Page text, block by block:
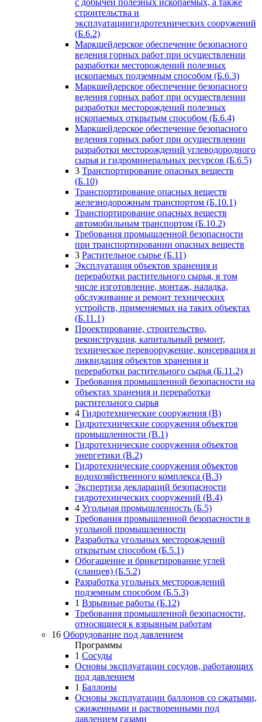
с добычей полезных ископаемых, а также
строительства и
эксплуатациигидротехнических сооружений
(Б.6.2)
Маркшейдерское обеспечение безопасного
ведения горных работ при осуществлении
разработки месторождений полезных
ископаемых подземным способом (Б.6.3)
Маркшейдерское обеспечение безопасного
ведения горных работ при осуществлении
разработки месторождений полезных
ископаемых открытым способом (Б.6.4)
Маркшейдерское обеспечение безопасного
ведения горных работ при осуществлении
разработки месторождений углеводородного
сырья и гидроминеральных ресурсов (Б.6.5)
3 Транспортирование опасных веществ
(Б.10)
Транспортирование опасных веществ
железнодорожным транспортом (Б.10.1)
Транспортирование опасных веществ
автомобильным транспортом (Б.10.2)
Требования промышленной безопасности
при транспортировании опасных веществ
3 Растительное сырье (Б.11)
Эксплуатация объектов хранения и
переработки растительного сырья, в том
числе изготовление, монтаж, наладка,
обслуживание и ремонт технических
устройств, применяемых на таких объектах
(Б.11.1)
Проектирование, строительство,
реконструкция, капитальный ремонт,
техническое перевооружение, консервация и
ликвидация объектов хранения и
переработки растительного сырья (Б.11.2)
Требования промышленной безопасности на
объектах хранения и переработки
растительного сырья
4 Гидротехнические сооружения (В)
Гидротехнические сооружения объектов
промышленности (В.1)
Гидротехнические сооружения объектов
энергетики (В.2)
Гидротехнические сооружения объектов
водохозяйственного комплекса (В.3)
Экспертиза деклараций безопасности
гидротехнических сооружений (В.4)
4 Угольная промышленность (Б.5)
Требования промышленной безопасности в
угольной промышленности
Разработка угольных месторождений
открытым способом (Б.5.1)
Обогащение и брикетирование углей
(сланцев) (Б.5.2)
Разработка угольных месторождений
подземным способом (Б.5.3)
1 Взрывные работы (Б.12)
Требования промышленной безопасности,
относящиеся к взрывным работам
16 Оборудование под давлением
Программы
1 Сосуды
Основы эксплуатации сосудов, работающих
под давлением
1 Баллоны
Основы эксплуатации баллонов со сжатыми,
сжиженными и растворенными под
давлением газами